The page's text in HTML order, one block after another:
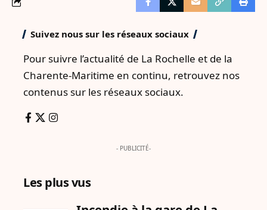
Suivez nous sur les réseaux sociaux
Pour suivre l’actualité de La Rochelle et de la
Charente-Maritime en continu, retrouvez nos
contenus sur les réseaux sociaux.
- PUBLICITÉ-
Les plus vus